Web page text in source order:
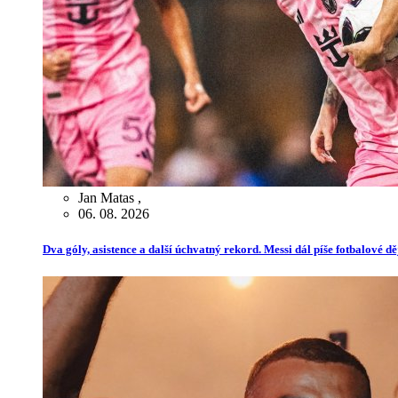
Jan Matas ,
06. 08. 2026
Dva góly, asistence a další úchvatný rekord. Messi dál píše fotbalové